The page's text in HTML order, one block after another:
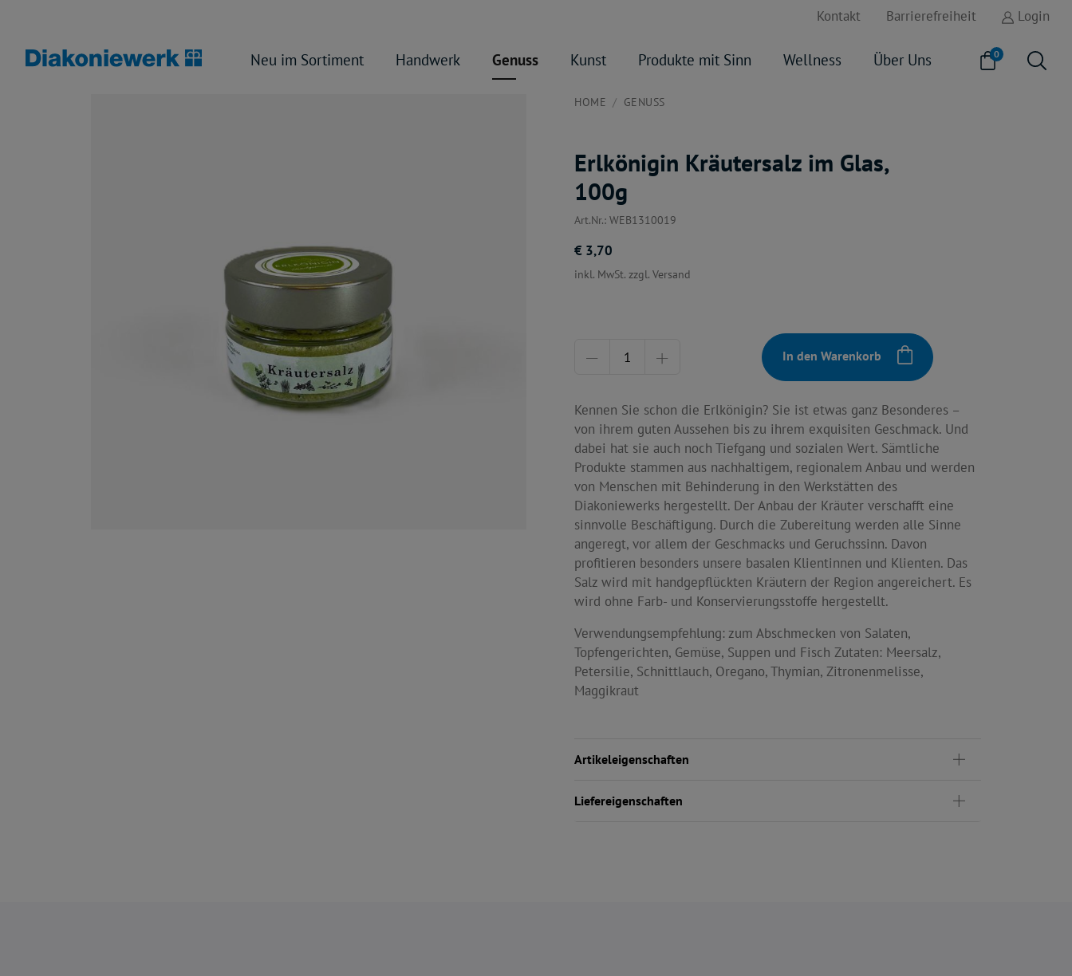
Kontakt Barrierefreiheit Login
Neu im Sortiment Handwerk Genuss Kunst Produkte mit Sinn Wellness Über Uns 0
HOME GENUSS
Erlkönigin Kräutersalz im Glas,
100g
Art.Nr.: WEB1310019
€ 3,70
inkl. MwSt. zzgl. Versand
In den Warenkorb
Kennen Sie schon die Erlkönigin? Sie ist etwas ganz Besonderes –
von ihrem guten Aussehen bis zu ihrem exquisiten Geschmack. Und
dabei hat sie auch noch Tiefgang und sozialen Wert. Sämtliche
Produkte stammen aus nachhaltigem, regionalem Anbau und werden
von Menschen mit Behinderung in den Werkstätten des
Diakoniewerks hergestellt. Der Anbau der Kräuter verschafft eine
sinnvolle Beschäftigung. Durch die Zubereitung werden alle Sinne
angeregt, vor allem der Geschmacks und Geruchssinn. Davon
profitieren besonders unsere basalen Klientinnen und Klienten. Das
Salz wird mit handgepflückten Kräutern der Region angereichert. Es
wird ohne Farb- und Konservierungsstoffe hergestellt.
Verwendungsempfehlung: zum Abschmecken von Salaten,
Topfengerichten, Gemüse, Suppen und Fisch Zutaten: Meersalz,
Petersilie, Schnittlauch, Oregano, Thymian, Zitronenmelisse,
Maggikraut
Artikeleigenschaften
Liefereigenschaften